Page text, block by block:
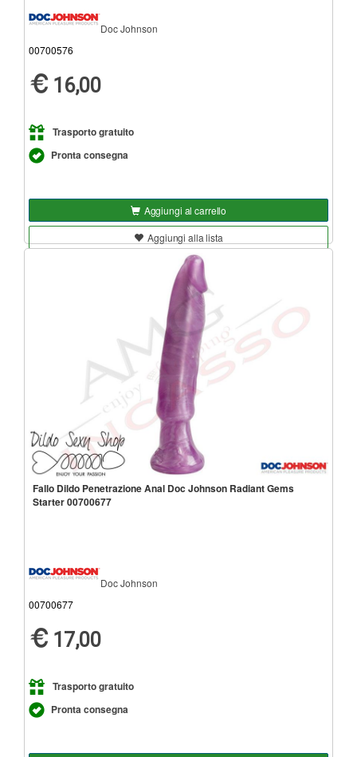
Doc Johnson
00700576
16,00
Trasporto gratuito
Pronta consegna
Aggiungi al carrello
Aggiungi alla lista
Fallo Dildo Penetrazione Anal Doc Johnson Radiant Gems
Starter 00700677
Doc Johnson
00700677
17,00
Trasporto gratuito
Pronta consegna